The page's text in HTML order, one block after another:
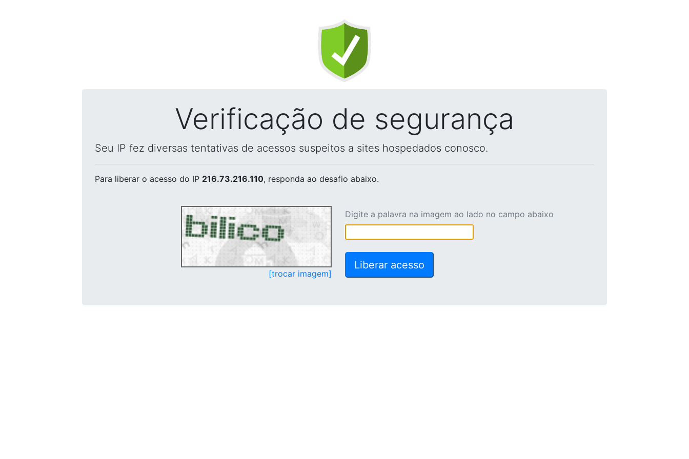
Verificação de segurança
Seu IP fez diversas tentativas de acessos suspeitos a sites hospedados conosco.
Para liberar o acesso do IP 216.73.216.110, responda ao desafio abaixo.
[trocar imagem]
Digite a palavra na imagem ao lado no campo abaixo